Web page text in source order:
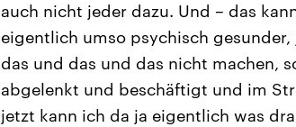
auch nicht jeder dazu. Und – das
eigentlich umso psychisch
das und das und das nicht machen,
abgelenkt und beschäftigt und im
jetzt kann ich da ja eigentlich was